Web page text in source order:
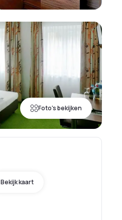
Foto's bekijken
Bekijk kaart